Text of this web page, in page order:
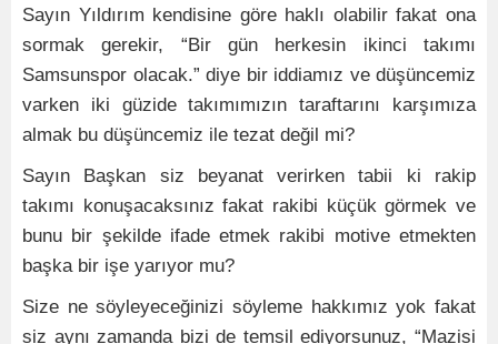
Sayın Yıldırım kendisine göre haklı olabilir fakat ona
sormak gerekir, “Bir gün herkesin ikinci takımı
Samsunspor olacak.” diye bir iddiamız ve düşüncemiz
varken iki güzide takımımızın taraftarını karşımıza
almak bu düşüncemiz ile tezat değil mi?
Sayın Başkan siz beyanat verirken tabii ki rakip
takımı konuşacaksınız fakat rakibi küçük görmek ve
bunu bir şekilde ifade etmek rakibi motive etmekten
başka bir işe yarıyor mu?
Size ne söyleyeceğinizi söyleme hakkımız yok fakat
siz aynı zamanda bizi de temsil ediyorsunuz, “Mazisi